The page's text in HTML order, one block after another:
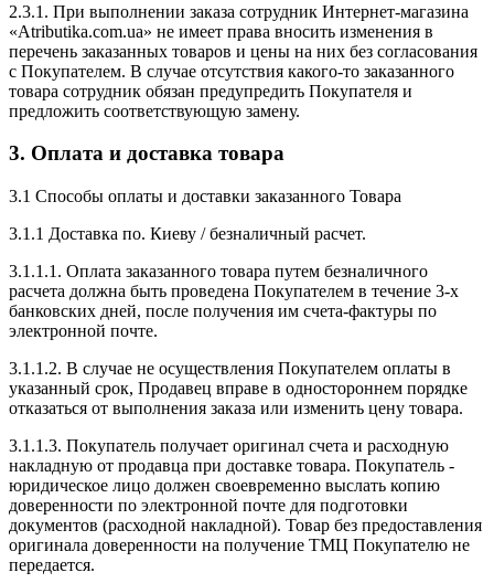
2.3.1. При выполнении заказа сотрудник Интернет-магазина
«Аtributika.com.ua» не имеет права вносить изменения в
перечень заказанных товаров и цены на них без согласования
с Покупателем. В случае отсутствия какого-то заказанного
товара сотрудник обязан предупредить Покупателя и
предложить соответствующую замену.
3. Оплата и доставка товара
3.1 Способы оплаты и доставки заказанного Товара
3.1.1 Доставка по. Киеву / безналичный расчет.
3.1.1.1. Оплата заказанного товара путем безналичного
расчета должна быть проведена Покупателем в течение 3-х
банковских дней, после получения им счета-фактуры по
электронной почте.
3.1.1.2. В случае не осуществления Покупателем оплаты в
указанный срок, Продавец вправе в одностороннем порядке
отказаться от выполнения заказа или изменить цену товара.
3.1.1.3. Покупатель получает оригинал счета и расходную
накладную от продавца при доставке товара. Покупатель -
юридическое лицо должен своевременно выслать копию
доверенности по электронной почте для подготовки
документов (расходной накладной). Товар без предоставления
оригинала доверенности на получение ТМЦ Покупателю не
передается.